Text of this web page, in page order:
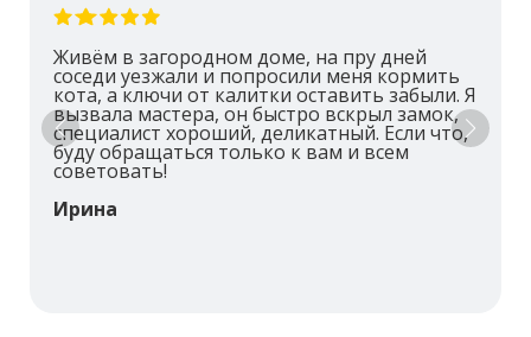
Живём в загородном доме, на пру дней
соседи уезжали и попросили меня кормить
кота, а ключи от калитки оставить забыли. Я
вызвала мастера, он быстро вскрыл замок,
специалист хороший, деликатный. Если что,
буду обращаться только к вам и всем
советовать!
Ирина